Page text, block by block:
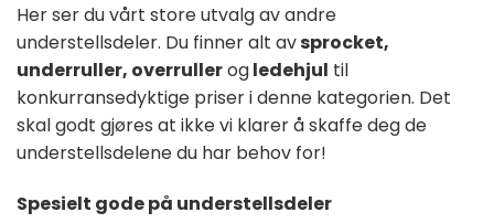
Her ser du vårt store utvalg av andre
understellsdeler. Du finner alt avsprocket,
underruller, overrullerogledehjul til
konkurransedyktige priser i denne kategorien. Det
skal godt gjøres at ikke vi klarer å skaffe deg de
understellsdelene du har behov for!
Spesielt gode på understellsdeler